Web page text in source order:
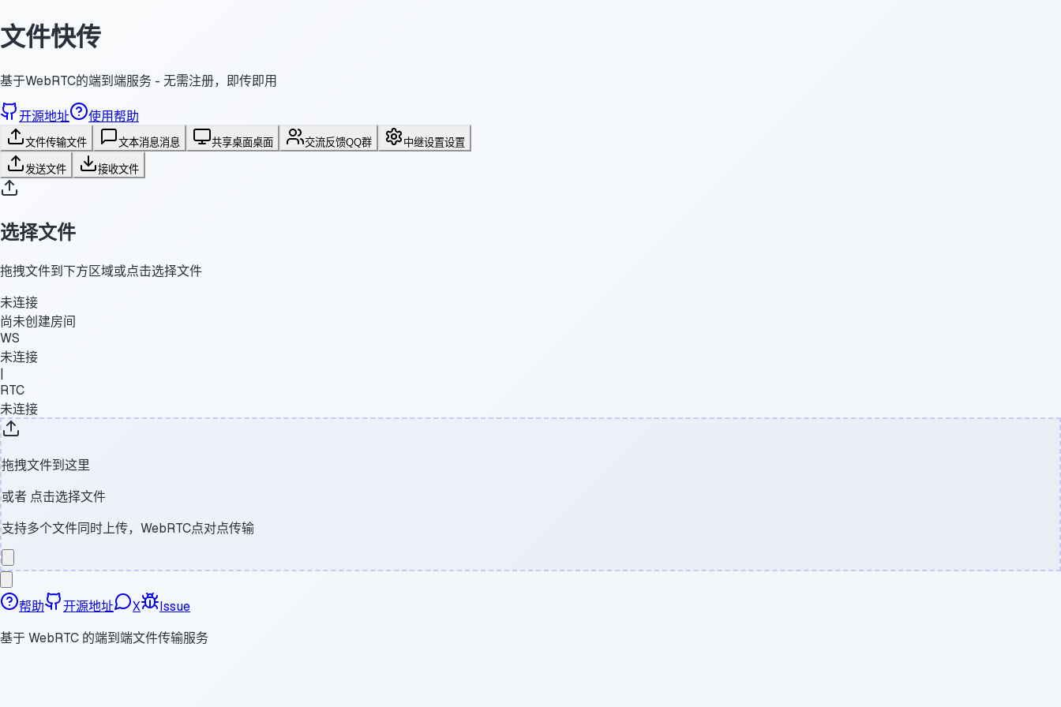
文件快传
基于WebRTC的端到端服务 - 无需注册，即传即用
开源地址 使用帮助
文件传输文件 文本消息消息 共享桌面桌面 交流反馈QQ群 中继设置设置
发送文件 接收文件
选择文件
拖拽文件到下方区域或点击选择文件
未连接
尚未创建房间
WS
未连接
|
RTC
未连接
拖拽文件到这里
或者 点击选择文件
支持多个文件同时上传，WebRTC点对点传输
帮助 开源地址 X
Issue
基于 WebRTC 的端到端文件传输服务